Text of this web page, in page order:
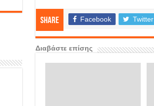
Share Facebook Twitter
Διαβάστε επίσης